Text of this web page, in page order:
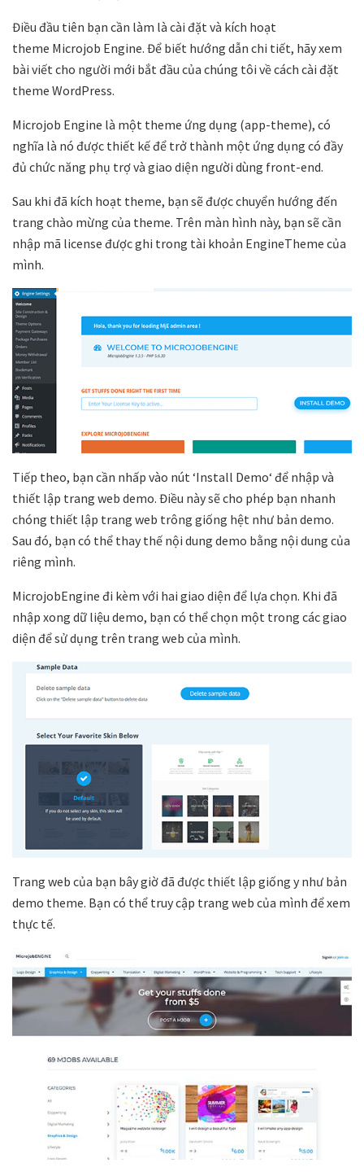
Điều đầu tiên bạn cần làm là cài đặt và kích hoạt
theme Microjob Engine. Để biết hướng dẫn chi tiết, hãy xem
bài viết cho người mới bắt đầu của chúng tôi vềcách cài đặt
theme WordPress.
Microjob Engine là một theme ứng dụng (app-theme), có
nghĩa là nó được thiết kế để trở thành một ứng dụng có đầy
đủ chức năng phụ trợ và giao diện người dùng front-end.
Sau khi đã kích hoạt theme, bạn sẽ được chuyển hướng đến
trang chào mừng của theme. Trên màn hình này, bạn sẽ cần
nhập mã license được ghi trong tài khoản EngineTheme của
mình.
Tiếp theo, bạn cần nhấp vào nút ‘Install Demo‘ để nhập và
thiết lập trang web demo. Điều này sẽ cho phép bạn nhanh
chóng thiết lập trang web trông giống hệt như bản demo.
Sau đó, bạn có thể thay thế nội dung demo bằng nội dung của
riêng mình.
MicrojobEngine đi kèm với hai giao diện để lựa chọn. Khi đã
nhập xong dữ liệu demo, bạn có thể chọn một trong các giao
diện để sử dụng trên trang web của mình.
Trang web của bạn bây giờ đã được thiết lập giống y như bản
demo theme. Bạn có thể truy cập trang web của mình để xem
thực tế.